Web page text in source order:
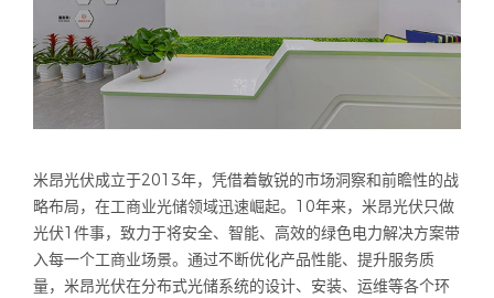
米昂光伏成立于2013年，凭借着敏锐的市场洞察和前瞻性的战
略布局，在工商业光储领域迅速崛起。10年来，米昂光伏只做
光伏1件事，致力于将安全、智能、高效的绿色电力解决方案带
入每一个工商业场景。通过不断优化产品性能、提升服务质
量，米昂光伏在分布式光储系统的设计、安装、运维等各个环